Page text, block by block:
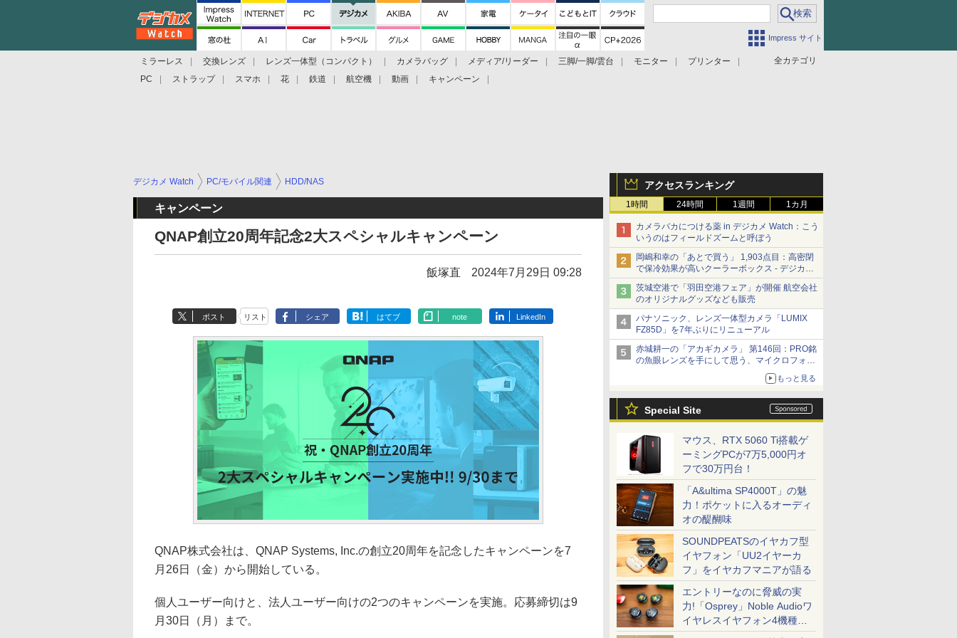
Impress サイト
全カテゴリ
ミラーレス 交換レンズ レンズ一体型（コンパクト） カメラバッグ メディア/リーダー 三脚/一脚/雲台 モニター
プリンター
PC
ストラップ スマホ 花 鉄道 航空機 動画 キャンペーン
アクセスランキング
1時間 24時間 1週間 1カ月
カメラバカにつける薬 in デジカメ Watch：こう
いうのはフィールドズームと呼ぼう
岡嶋和幸の「あとで買う」 1,903点目：高密閉
で保冷効果が高いクーラーボックス - デジカメ
Watch
茨城空港で「羽田空港フェア」が開催 航空会社
のオリジナルグッズなども販売
パナソニック、レンズ一体型カメラ「LUMIX
FZ85D」を7年ぶりにリニューアル
赤城耕一の「アカギカメラ」 第146回：PRO銘
の魚眼レンズを手にして思う、マイクロフォー
もっと見る
Special Site
マウス、RTX 5060 Ti搭載ゲ
ーミングPCが7万5,000円オ
フで30万円台！
「A&ultima SP4000T」の魅
力！ポケットに入るオーディ
オの醍醐味
SOUNDPEATSのイヤカフ型
イヤフォン「UU2イヤーカ
フ」をイヤカフマニアが語る
エントリーなのに脅威の実
力!「Osprey」Noble Audioワ
イヤレスイヤフォン4機種を
一気に聴く
デジカメ Watch PC/モバイル関連 HDD/NAS
キャンペーン
QNAP創立20周年記念2大スペシャルキャンペーン
飯塚直 2024年7月29日 09:28
ポスト リスト シェア はてブ note LinkedIn
QNAP株式会社は、QNAP Systems, Inc.の創立20周年を記念したキャンペーンを7
月26日（金）から開始している。
個人ユーザー向けと、法人ユーザー向けの2つのキャンペーンを実施。応募締切は9
月30日（月）まで。